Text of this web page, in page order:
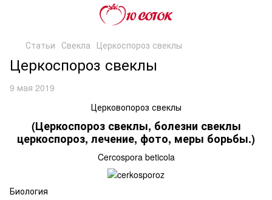
Статьи Свекла Церкоспороз свеклы
Церкоспороз свеклы
9 мая 2019
Церковопороз свеклы
(Церкоспороз свеклы, болезни свеклы
церкоспороз, лечение, фото, меры борьбы.)
Cercospora beticola
Биология